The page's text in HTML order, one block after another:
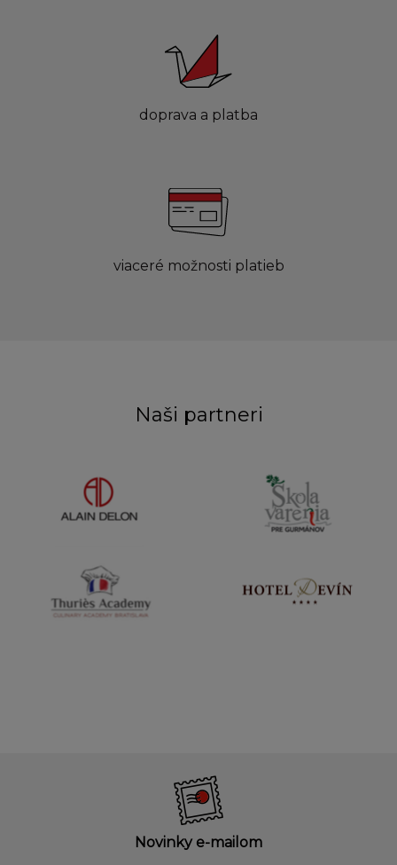
doprava a platba
viaceré možnosti platieb
Naši partneri
Novinky e-mailom